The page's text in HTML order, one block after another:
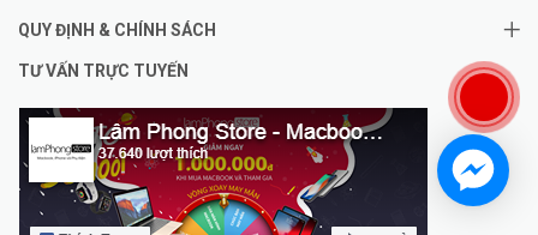
QUY ĐỊNH & CHÍNH SÁCH
TƯ VẤN TRỰC TUYẾN